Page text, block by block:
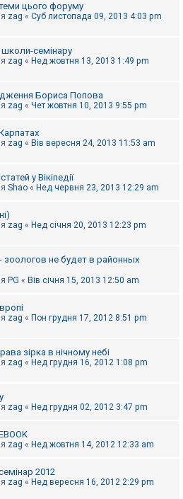
цього форуму
zag « Суб листопада 09, 2013 4:03 pm
семінару
zag « Нед жовтня 13, 2013 1:49 pm
Бориса Попова
zag « Чет жовтня 10, 2013 9:55 pm
zag « Вів вересня 24, 2013 11:53 am
у Вікіпедії
Shao « Нед червня 23, 2013 12:29 am
zag « Нед січня 20, 2013 12:23 pm
зоологов не будет в районных
PG « Вів січня 15, 2013 12:50 am
zag « Пон грудня 17, 2012 8:51 pm
зірка в нічному небі
zag « Нед грудня 16, 2012 1:08 pm
zag « Нед грудня 02, 2012 3:47 pm
zag « Нед жовтня 14, 2012 12:33 am
2012
zag « Нед вересня 16, 2012 2:29 pm